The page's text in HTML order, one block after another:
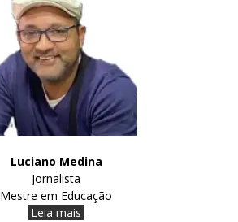
Luciano Medina
Jornalista
Mestre em Educação
Leia mais